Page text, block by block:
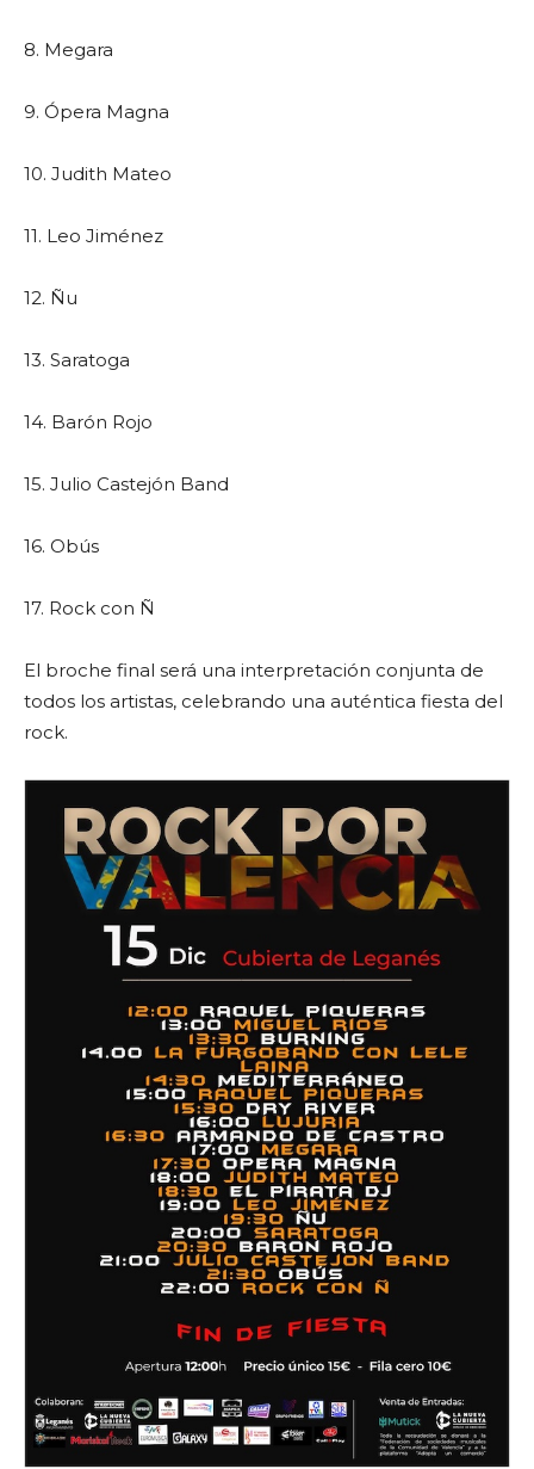
8. Megara
9. Ópera Magna
10. Judith Mateo
11. Leo Jiménez
12. Ñu
13. Saratoga
14. Barón Rojo
15. Julio Castejón Band
16. Obús
17. Rock con Ñ
El broche final será una interpretación conjunta de
todos los artistas, celebrando una auténtica fiesta del
rock.